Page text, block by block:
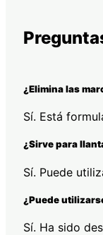
¿Elimina las
Sí. Está
¿Sirve para
Sí. Puede
¿Puede
Sí. Ha sido